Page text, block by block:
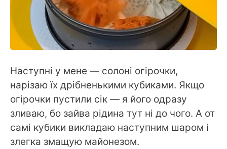
Наступні у мене — солоні огірочки,
нарізаю їх дрібненькими кубиками. Якщо
огірочки пустили сік — я його одразу
зливаю, бо зайва рідина тут ні до чого. А от
самі кубики викладаю наступним шаром і
злегка змащую майонезом.